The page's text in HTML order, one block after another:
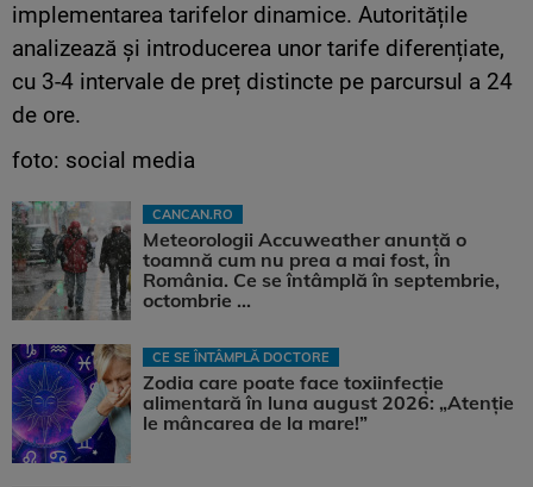
implementarea tarifelor dinamice. Autoritățile
analizează și introducerea unor tarife diferențiate,
cu 3-4 intervale de preț distincte pe parcursul a 24
de ore.
foto: social media
CANCAN.RO
Meteorologii Accuweather anunță o
toamnă cum nu prea a mai fost, în
România. Ce se întâmplă în septembrie,
octombrie ...
CE SE ÎNTÂMPLĂ DOCTORE
Zodia care poate face toxiinfecție
alimentară în luna august 2026: „Atenție
le mâncarea de la mare!”